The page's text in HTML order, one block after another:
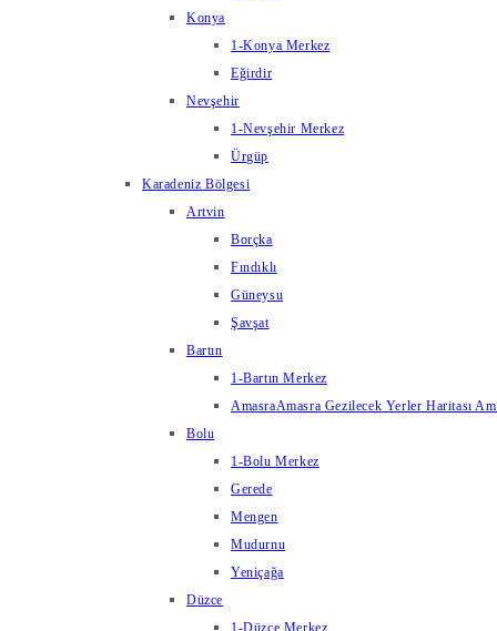
Konya
1-Konya Merkez
Eğirdir
Nevşehir
1-Nevşehir Merkez
Ürgüp
Karadeniz Bölgesi
Artvin
Borçka
Fındıklı
Güneysu
Şavşat
Bartın
1-Bartın Merkez
AmasraAmasra Gezilecek Yerler Haritası
Bolu
1-Bolu Merkez
Gerede
Mengen
Mudurnu
Yeniçağa
Düzce
1-Düzce Merkez